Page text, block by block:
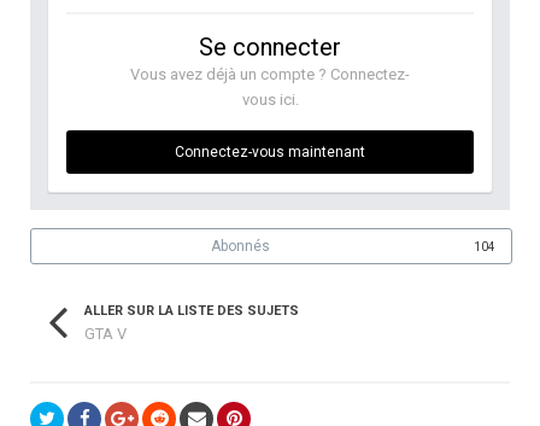
Se connecter
Vous avez déjà un compte ? Connectez-
vous ici.
Connectez-vous maintenant
Abonnés 104
ALLER SUR LA LISTE DES SUJETS
GTA V